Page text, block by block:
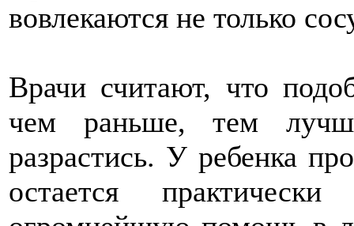
вовлекаются не только
Врачи считают, что
чем раньше, тем
разрастись. У ребенка
остается